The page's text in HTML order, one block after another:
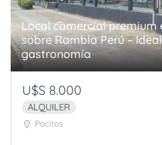
Local comercial premium
sobre Rambla Perú –
gastronomía
U$S 8.000
ALQUILER
Pocitos